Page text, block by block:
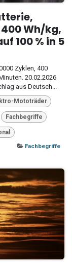
Wh/kg,
100 % in 5
Zyklen, 400
20.02.2026
aus Deutsch...
Mototräder
Fachbegriffe
Fachbegriffe